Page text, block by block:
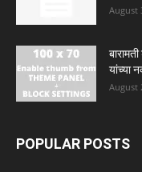
August
यांच्या
August
POPULAR POSTS